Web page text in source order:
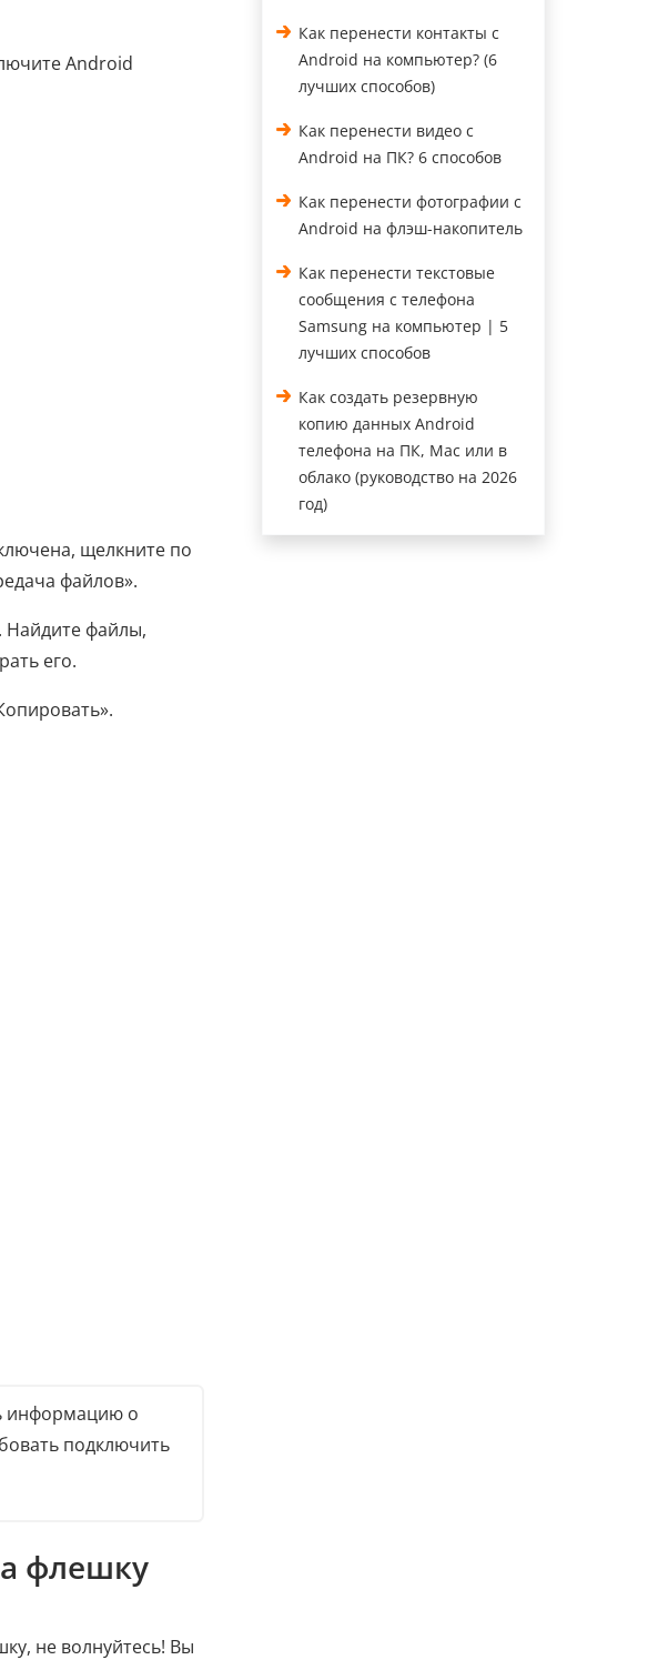
Android
щелкните по
файлов».
файлы,
его.
информацию о
подключить
флешку
не волнуйтесь! Вы
Как перенести контакты с
Android на компьютер? (6
лучших способов)
Как перенести видео с
Android на ПК? 6 способов
Как перенести фотографии с
Android на флэш-накопитель
Как перенести текстовые
сообщения с телефона
Samsung на компьютер | 5
лучших способов
Как создать резервную
копию данных Android
телефона на ПК, Mac или в
облако (руководство на 2026
год)